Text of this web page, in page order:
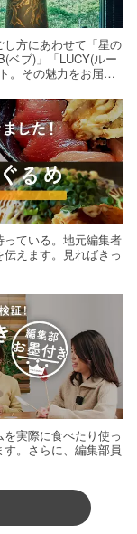
し方にあわせて「星の
ベブ)」「LUCY(ルー
。その魅力をお届け
ている。地元編集者
えます。見ればきっ
実際に食べたり使っ
。さらに、編集部員